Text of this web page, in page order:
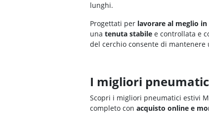
lunghi.
Progettati per lavorare al meglio
una tenuta stabile e controllata e
del cerchio consente di mantenere
I migliori
Scopri i migliori pneumatici estivi
completo con acquisto online e